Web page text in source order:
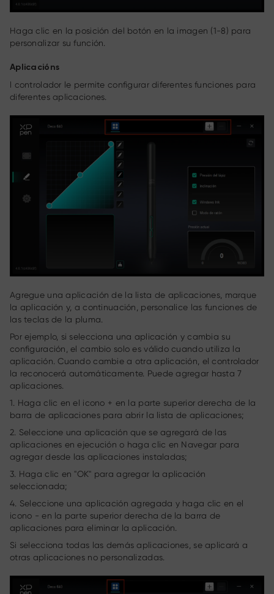
Haga clic en la posición del botón en la imagen (1-8) para
personalizar su función.
Aplicacións
l controlador le permite configurar diferentes funciones para
diferentes aplicaciones.
Agregue una aplicación de la lista de aplicaciones, marque
la aplicación y, a continuación, personalice las funciones de
las teclas de la pluma.
Por ejemplo, si selecciona una aplicación y cambia su
configuración, el cambio solo es válido cuando utiliza la
aplicación. Cuando cambie a otra aplicación, el controlador
la reconocerá automáticamente. Puede agregar hasta 7
aplicaciones.
1. Haga clic en el icono + en la parte superior derecha de la
barra de aplicaciones para abrir la lista de aplicaciones;
2. Seleccione una aplicación que se agregará de las
aplicaciones en ejecución o haga clic en Navegar para
agregar desde las aplicaciones instaladas;
3. Haga clic en "OK" para agregar la aplicación
seleccionada;
4. Seleccione una aplicación agregada y haga clic en el
icono - en la parte superior derecha de la barra de
aplicaciones para eliminar la aplicación.
Si selecciona todas las demás aplicaciones, se aplicará a
otras aplicaciones no personalizadas.